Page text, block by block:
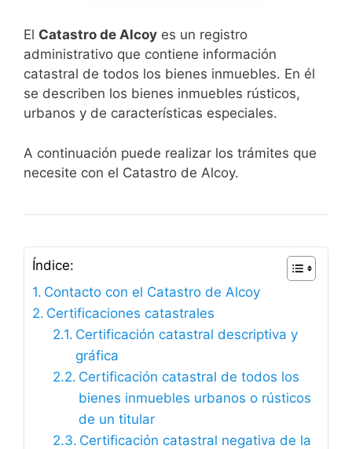
El Catastro de Alcoy es un registro
administrativo que contiene información
catastral de todos los bienes inmuebles. En él
se describen los bienes inmuebles rústicos,
urbanos y de características especiales.
A continuación puede realizar los trámites que
necesite con el Catastro de Alcoy.
Índice:
Contacto con el Catastro de Alcoy
Certificaciones catastrales
Certificación catastral descriptiva y
gráfica
Certificación catastral de todos los
bienes inmuebles urbanos o rústicos
de un titular
Certificación catastral negativa de la